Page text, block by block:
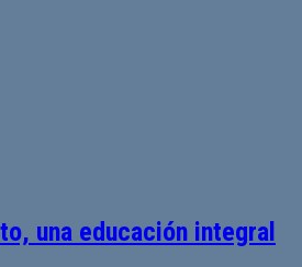
una educación integral